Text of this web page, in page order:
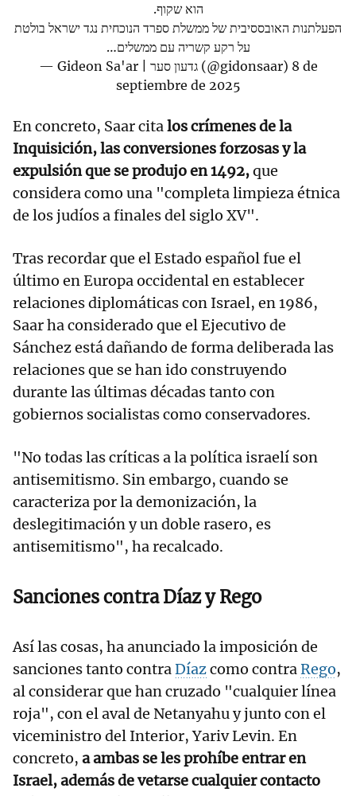
הוא שקוף.
הפעלתנות האובססיבית של ממשלת ספרד הנוכחית נגד ישראל בולטת
על רקע קשריה עם ממשלים…
— Gideon Sa'ar | גדעון סער (@gidonsaar) 8 de
septiembre de 2025
En concreto, Saar citalos crímenes de la
Inquisición, las conversiones forzosas y la
expulsión que se produjo en 1492,que
considera como una "completa limpieza étnica
de los judíos a finales del siglo XV".
Tras recordar que el Estado español fue el
último en Europa occidental en establecer
relaciones diplomáticas con Israel, en 1986,
Saar ha considerado que el Ejecutivo de
Sánchez está dañando de forma deliberada las
relaciones que se han ido construyendo
durante las últimas décadas tanto con
gobiernos socialistas como conservadores.
"No todas las críticas a la política israelí son
antisemitismo. Sin embargo, cuando se
caracteriza por la demonización, la
deslegitimación y un doble rasero, es
antisemitismo", ha recalcado.
Sanciones contra Díaz y Rego
Así las cosas, ha anunciado la imposición de
sanciones tanto contraDíazcomo contraRego,
al considerar que han cruzado "cualquier línea
roja", con el aval de Netanyahu y junto con el
viceministro del Interior, Yariv Levin. En
concreto, a ambas se les prohíbe entrar en
Israel, además de vetarse cualquier contacto